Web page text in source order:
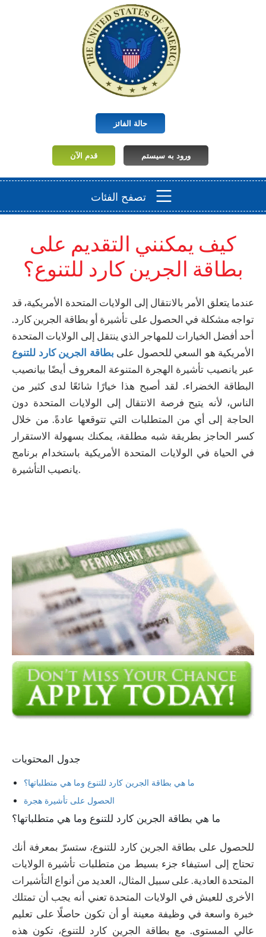
حالة الفائز
قدم الآن ورود به سیستم
تصفح الفئات
كيف يمكنني التقديم على
بطاقة الجرين كارد للتنوع؟
عندما يتعلق الأمر بالانتقال إلى الولايات المتحدة الأمريكية، قد
تواجه مشكلة في الحصول على تأشيرة أو بطاقة الجرين كارد.
أحد أفضل الخيارات للمهاجر الذي ينتقل إلى الولايات المتحدة
الأمريكية هو السعي للحصول على بطاقة الجرين كارد للتنوع
عبر يانصيب تأشيرة الهجرة المتنوعة المعروف أيضًا بيانصيب
البطاقة الخضراء. لقد أصبح هذا خيارًا شائعًا لدى كثير من
الناس، لأنه يتيح فرصة الانتقال إلى الولايات المتحدة دون
الحاجة إلى أي من المتطلبات التي تتوقعها عادةً. من خلال
كسر الحاجز بطريقة شبه مطلقة، يمكنك بسهولة الاستقرار
في الحياة في الولايات المتحدة الأمريكية باستخدام برنامج
يانصيب التأشيرة.
جدول المحتويات
ما هي بطاقة الجرين كارد للتنوع وما هي متطلباتها؟
الحصول على تأشيرة هجرة
ما هي بطاقة الجرين كارد للتنوع وما هي متطلباتها؟
للحصول على بطاقة الجرين كارد للتنوع، ستسرّ بمعرفة أنك
تحتاج إلى استيفاء جزء بسيط من متطلبات تأشيرة الولايات
المتحدة العادية. على سبيل المثال، العديد من أنواع التأشيرات
الأخرى للعيش في الولايات المتحدة تعني أنه يجب أن تمتلك
خبرة واسعة في وظيفة معينة أو أن تكون حاصلًا على تعليم
عالي المستوى. مع بطاقة الجرين كارد للتنوع، تكون هذه